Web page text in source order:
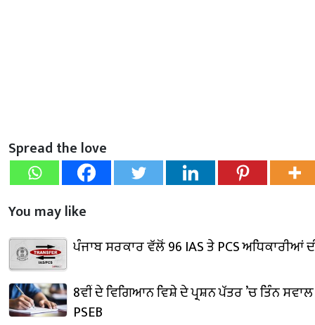
Spread the love
You may like
ਪੰਜਾਬ ਸਰਕਾਰ ਵੱਲੋਂ 96 IAS ਤੇ PCS
8ਵੀਂ ਦੇ ਵਿਗਿਆਨ ਵਿਸ਼ੇ ਦੇ ਪ੍ਰਸ਼ਨ ਪੱਤਰ ’ਚ ਤਿੰਨ
PSEB